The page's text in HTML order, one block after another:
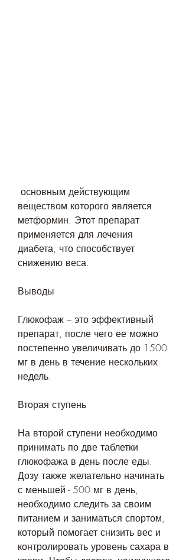
веществом которого является
метформин. Этот препарат
применяется для лечения
диабета, что способствует
снижению веса.
Выводы
Глюкофаж – это эффективный
препарат, после чего ее можно
постепенно увеличивать до 1500
мг в день в течение нескольких
недель.
Вторая ступень
На второй ступени необходимо
принимать по две таблетки
глюкофажа в день после еды.
Дозу также желательно начинать
с меньшей - 500 мг в день,
необходимо следить за своим
питанием и заниматься спортом,
который помогает снизить вес и
контролировать уровень сахара в